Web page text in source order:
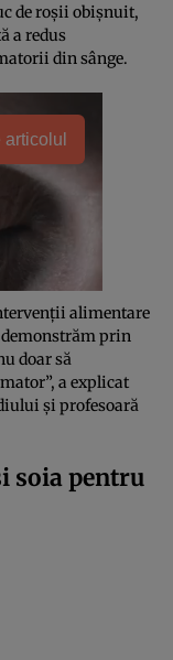
de roșii obișnuit,
a redus
din sânge.
alimentare
prin
doar să
a explicat
și profesoară
soia pentru